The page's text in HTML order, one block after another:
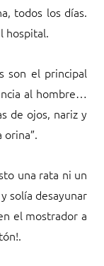
todos los días.
hospital.
son el principal
al hombre…
de ojos, nariz y
una rata ni un
solía desayunar
el mostrador a